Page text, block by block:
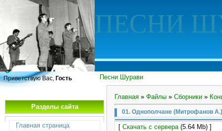
ПЕСНИ
Песни Шурави
Приветствую Вас, Гость
Разделы сайта
Главная страница
Главная » Файлы » Сборники »
01. Однополчане (Митрофанов А.)
[ Скачать с сервера(5.64 Mb) ]